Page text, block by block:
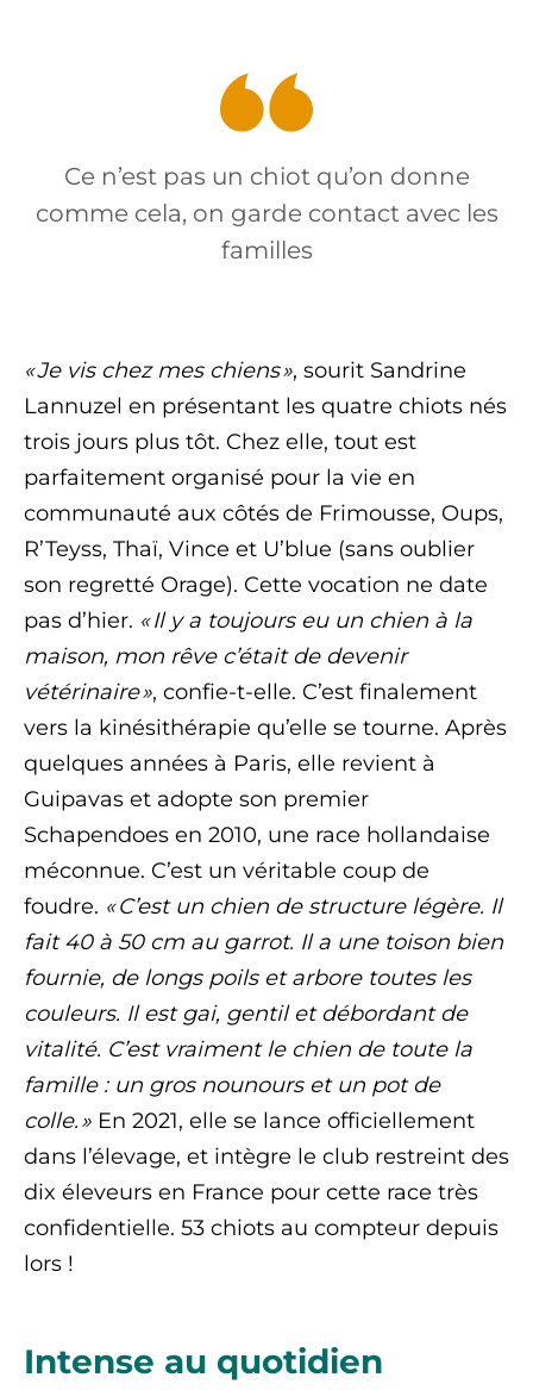
Ce n’est pas un chiot qu’on donne
comme cela, on garde contact avec les
familles
« Je vis chez mes chiens », sourit Sandrine
Lannuzel en présentant les quatre chiots nés
trois jours plus tôt. Chez elle, tout est
parfaitement organisé pour la vie en
communauté aux côtés de Frimousse, Oups,
R’Teyss, Thaï, Vince et U’blue (sans oublier
son regretté Orage). Cette vocation ne date
pas d’hier. « Il y a toujours eu un chien à la
maison, mon rêve c’était de devenir
vétérinaire », confie-t-elle. C’est finalement
vers la kinésithérapie qu’elle se tourne. Après
quelques années à Paris, elle revient à
Guipavas et adopte son premier
Schapendoes en 2010, une race hollandaise
méconnue. C’est un véritable coup de
foudre. « C’est un chien de structure légère. Il
fait 40 à 50 cm au garrot. Il a une toison bien
fournie, de longs poils et arbore toutes les
couleurs. Il est gai, gentil et débordant de
vitalité. C’est vraiment le chien de toute la
famille : un gros nounours et un pot de
colle. » En 2021, elle se lance officiellement
dans l’élevage, et intègre le club restreint des
dix éleveurs en France pour cette race très
confidentielle. 53 chiots au compteur depuis
lors !
Intense au quotidien